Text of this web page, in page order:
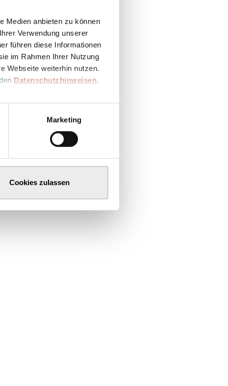
Medien anbieten zu können
Verwendung unserer
führen diese Informationen
im Rahmen Ihrer Nutzung
Webseite weiterhin nutzen.
Datenschutzhinweisen,
Marketing
Cookies zulassen